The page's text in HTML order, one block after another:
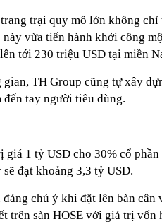
trại quy mô lớn không chỉ
vừa tiến hành khởi công
tới 230 triệu USD tại miền
TH Group cũng tự xây
đến tay người tiêu dùng.
1 tỷ USD cho 30% cổ
đạt khoảng 3,3 tỷ USD.
chú ý khi đặt lên bàn
trên sàn HOSE với giá trị vốn